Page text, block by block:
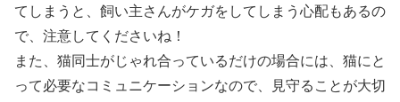
てしまうと、飼い主さんがケガをしてしまう心配もあるの
で、注意してくださいね！
また、猫同士がじゃれ合っているだけの場合には、猫にと
って必要なコミュニケーションなので、見守ることが大切